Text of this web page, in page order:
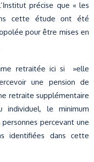
précise que « les
cette étude ont été
pour être mises en
retraitée ici si »elle
une pension de
retraite supplémentaire
individuel, le minimum
percevant une
identifiées dans cette